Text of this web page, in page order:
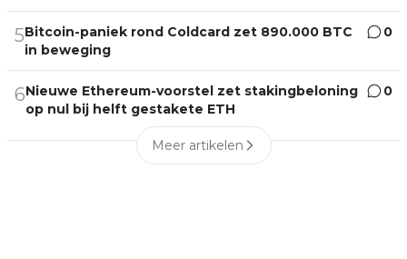
5Bitcoin-paniek rond Coldcard zet 890.000 BTC
in beweging
0
6Nieuwe Ethereum-voorstel zet stakingbeloning
op nul bij helft gestakete ETH
0
Meer artikelen